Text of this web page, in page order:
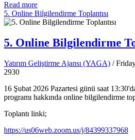
Read more
5. Online Bilgilendirme Toplantısı
5. Online Bilgilendirme
Yatırım Geliştirme Ajansı (YAGA) /
2930
16 Şubat 2026 Pazartesi günü saat
programı hakkında online bilgilendirme
Toplantı linki;
https://us06web.zoom.us/j/84399337968